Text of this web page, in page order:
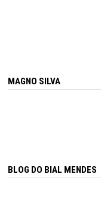
MAGNO SILVA
BLOG DO BIAL MENDES